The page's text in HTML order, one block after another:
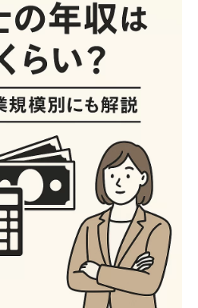
イベント
エントリー